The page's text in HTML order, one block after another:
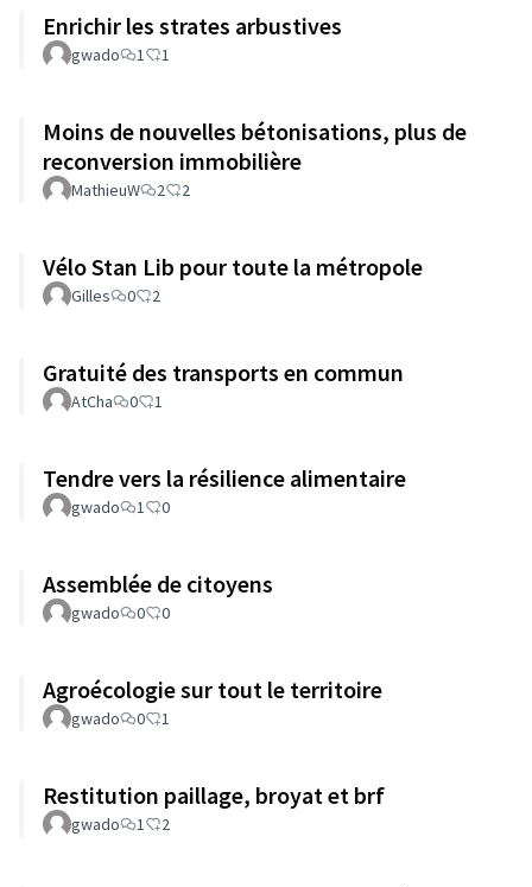
Enrichir les strates arbustives
gwado 1 1
Moins de nouvelles bétonisations, plus de
reconversion immobilière
MathieuW 2 2
Vélo Stan Lib pour toute la métropole
Gilles 0 2
Gratuité des transports en commun
AtCha 0 1
Tendre vers la résilience alimentaire
gwado 1 0
Assemblée de citoyens
gwado 0 0
Agroécologie sur tout le territoire
gwado 0 1
Restitution paillage, broyat et brf
gwado 1 2